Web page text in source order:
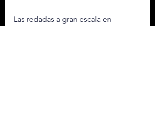
Las redadas a gran escala en